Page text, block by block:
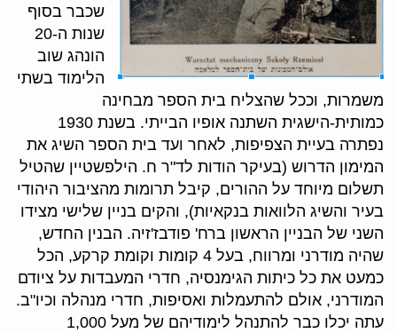
שכבר בסוף
שנות ה-20
הונהג שוב
הלימוד בשתי
משמרות, וככל שהצליח בית הספר מבחינה
כמותית-הישגית השתנה אופיו הבייתי. בשנת 1930
נפתרה בעיית הצפיפות, לאחר ועד בית הספר השיג את
המימון הדרוש (בעיקר הודות לד"ר ח. הילפשטיין שהטיל
תשלום מיוחד על ההורים, קיבל תרומות מהציבור היהודי
בעיר והשיג הלוואות בנקאיות), והקים בניין שלישי מצידו
השני של הבניין הראשון ברח' פודבז'זיה. הבנין החדש,
שהיה מודרני ומרווח, בעל 4 קומות וקומת קרקע, הכל
כמעט את כל כיתות הגימנסיה, חדרי המעבדות על ציודם
המודרני, אולם להתעמלות ואסיפות, חדרי מנהלה וכיו"ב.
עתה יכלו כבר להתנהל לימודיהם של מעל 1,000